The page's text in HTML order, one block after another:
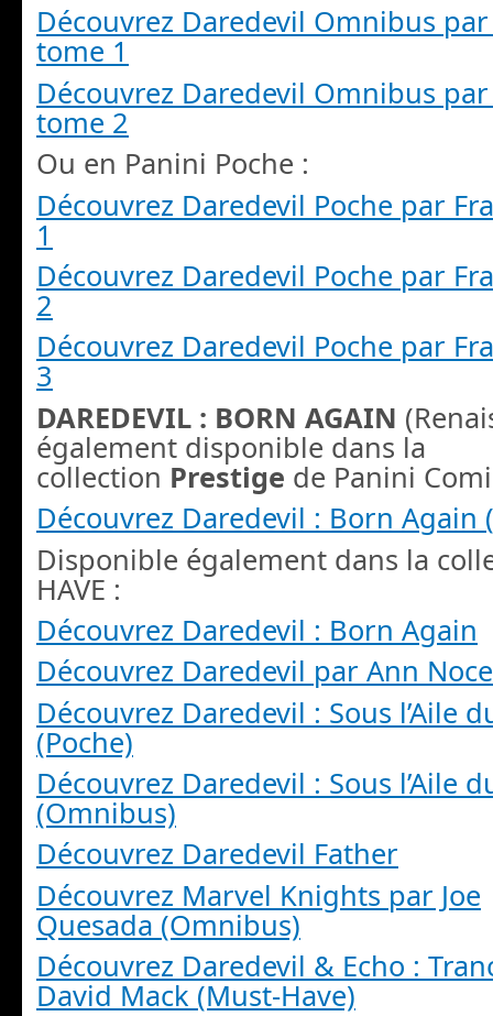
Découvrez Daredevil Omnibus
tome 1
Découvrez Daredevil Omnibus
tome 2
Ou en Panini Poche :
Découvrez Daredevil Poche par
1
Découvrez Daredevil Poche par
2
Découvrez Daredevil Poche par
3
DAREDEVIL : BORN AGAIN
également disponible dans la
collection Prestige de Panini
Découvrez Daredevil : Born Again
Disponible également dans la
HAVE :
Découvrez Daredevil : Born Again
Découvrez Daredevil par Ann
Découvrez Daredevil : Sous l’Aile
(Poche)
Découvrez Daredevil : Sous l’Aile
(Omnibus)
Découvrez Daredevil Father
Découvrez Marvel Knights par Joe
Quesada (Omnibus)
Découvrez Daredevil & Echo :
David Mack (Must-Have)